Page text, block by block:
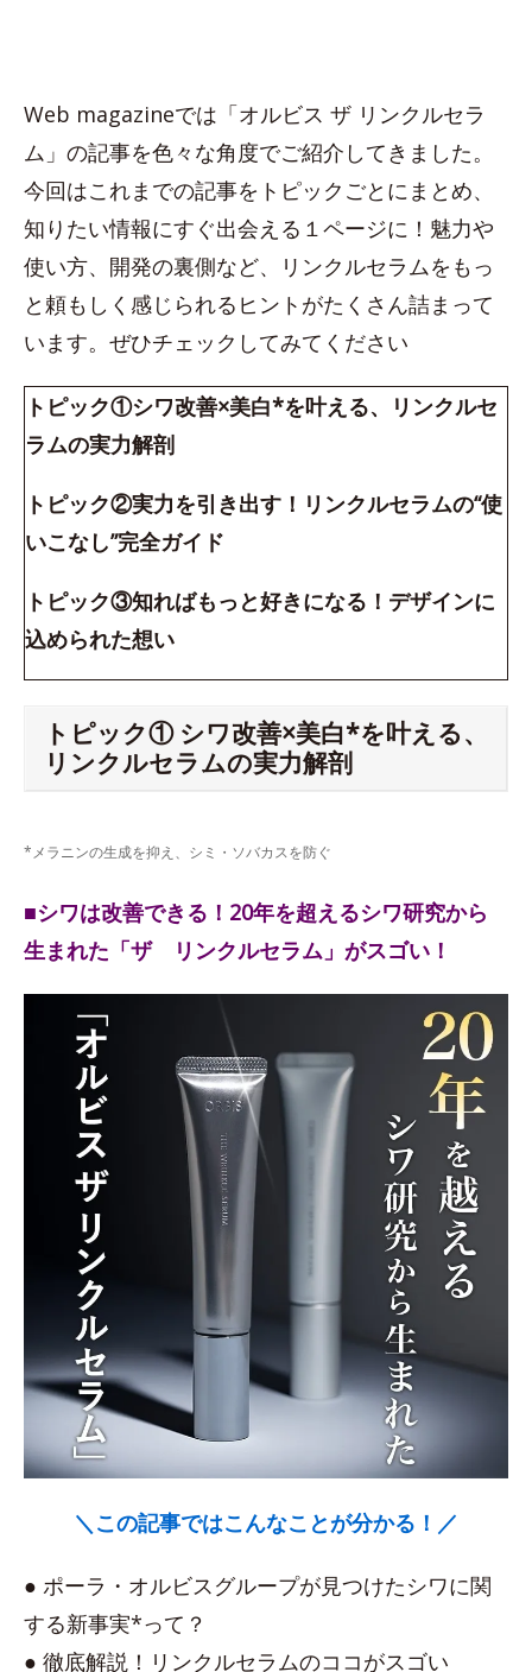
Web magazineでは「オルビス ザ リンクルセラ
ム」の記事を色々な角度でご紹介してきました。
今回はこれまでの記事をトピックごとにまとめ、
知りたい情報にすぐ出会える１ページに！魅力や
使い方、開発の裏側など、リンクルセラムをもっ
と頼もしく感じられるヒントがたくさん詰まって
います。ぜひチェックしてみてください
トピック①シワ改善×美白*を叶える、リンクルセ
ラムの実力解剖
トピック②実力を引き出す！リンクルセラムの“使
いこなし”完全ガイド
トピック③知ればもっと好きになる！デザインに
込められた想い
トピック① シワ改善×美白*を叶える、
リンクルセラムの実力解剖
*メラニンの生成を抑え、シミ・ソバカスを防ぐ
■シワは改善できる！20年を超えるシワ研究から
生まれた「ザ リンクルセラム」がスゴい！
＼この記事ではこんなことが分かる！／
● ポーラ・オルビスグループが見つけたシワに関
する新事実*って？
● 徹底解説！リンクルセラムのココがスゴい